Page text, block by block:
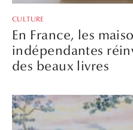
CULTURE
En France, les
indépendantes
des beaux livres